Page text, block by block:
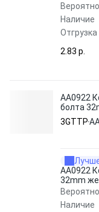
Наличие
Отгрузка
2.83 p.
AA0922
болта
3GTTP
AA0922
32mm
Наличие